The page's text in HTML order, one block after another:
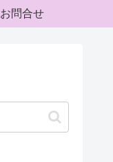
お問合せ